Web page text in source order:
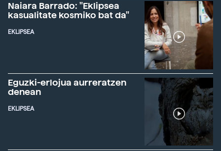
Naiara Barrado: "Eklipsea
kasualitate kosmiko bat da"
EKLIPSEA
Eguzki-erlojua aurreratzen
denean
EKLIPSEA